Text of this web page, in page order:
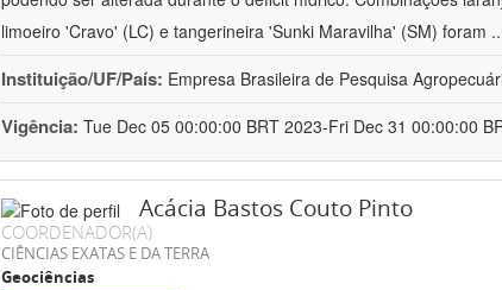
limoeiro 'Cravo' (LC) e tangerineira 'Sunki Maravilha' (SM) foram
Instituição/UF/País: Empresa Brasileira de Pesquisa
Vigência: Tue Dec 05 00:00:00 BRT 2023-Fri Dec 31 00:00:00
Acácia Bastos Couto Pinto
COORDENADOR(A)
CIÊNCIAS EXATAS E DA TERRA
Geociências